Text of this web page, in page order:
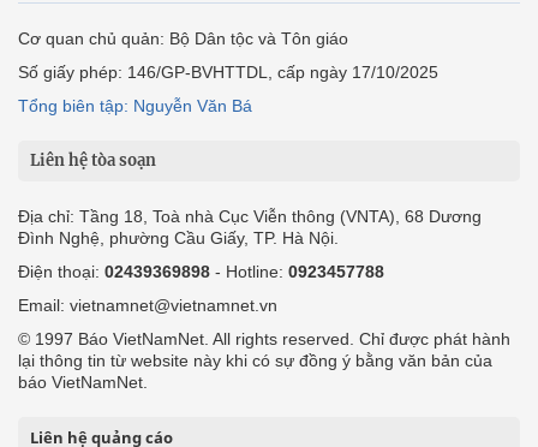
Cơ quan chủ quản: Bộ Dân tộc và Tôn giáo
Số giấy phép: 146/GP-BVHTTDL, cấp ngày 17/10/2025
Tổng biên tập: Nguyễn Văn Bá
Liên hệ tòa soạn
Địa chỉ: Tầng 18, Toà nhà Cục Viễn thông (VNTA), 68 Dương
Đình Nghệ, phường Cầu Giấy, TP. Hà Nội.
Điện thoại: 02439369898 - Hotline: 0923457788
Email: vietnamnet@vietnamnet.vn
© 1997 Báo VietNamNet. All rights reserved. Chỉ được phát hành
lại thông tin từ website này khi có sự đồng ý bằng văn bản của
báo VietNamNet.
Liên hệ quảng cáo